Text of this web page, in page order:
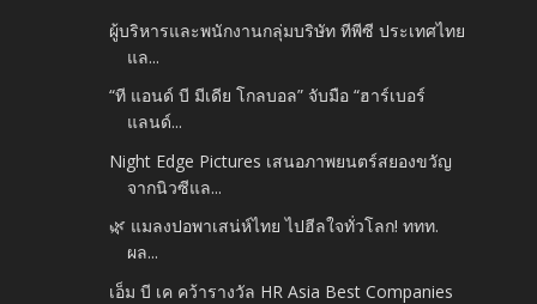
ผู้บริหารและพนักงานกลุ่มบริษัท ทีพีซี ประเทศไทย
แล...
“ที แอนด์ บี มีเดีย โกลบอล” จับมือ “ฮาร์เบอร์
แลนด์...
Night Edge Pictures เสนอภาพยนตร์สยองขวัญ
จากนิวซีแล...
🌿 แมลงปอพาเสน่ห์ไทย ไปฮีลใจทั่วโลก! ททท.
ผล...
เอ็ม บี เค คว้ารางวัล HR Asia Best Companies